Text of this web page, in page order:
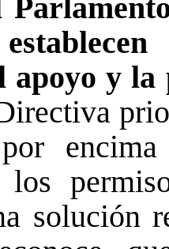
apoyo y
los
solución